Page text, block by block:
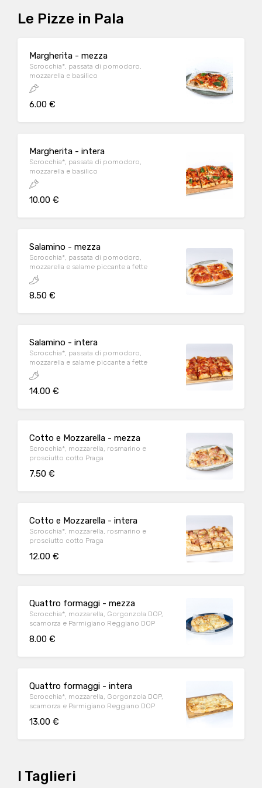
Le Pizze in Pala
Margherita - mezza
Scrocchia*, passata di pomodoro,
mozzarella e basilico
6.00 €
Margherita - intera
Scrocchia*, passata di pomodoro,
mozzarella e basilico
10.00 €
Salamino - mezza
Scrocchia*, passata di pomodoro,
mozzarella e salame piccante a fette
8.50 €
Salamino - intera
Scrocchia*, passata di pomodoro,
mozzarella e salame piccante a fette
14.00 €
Cotto e Mozzarella - mezza
Scrocchia*, mozzarella, rosmarino e
prosciutto cotto Praga
7.50 €
Cotto e Mozzarella - intera
Scrocchia*, mozzarella, rosmarino e
prosciutto cotto Praga
12.00 €
Quattro formaggi - mezza
Scrocchia*, mozzarella, Gorgonzola DOP,
scamorza e Parmigiano Reggiano DOP
8.00 €
Quattro formaggi - intera
Scrocchia*, mozzarella, Gorgonzola DOP,
scamorza e Parmigiano Reggiano DOP
13.00 €
I Taglieri